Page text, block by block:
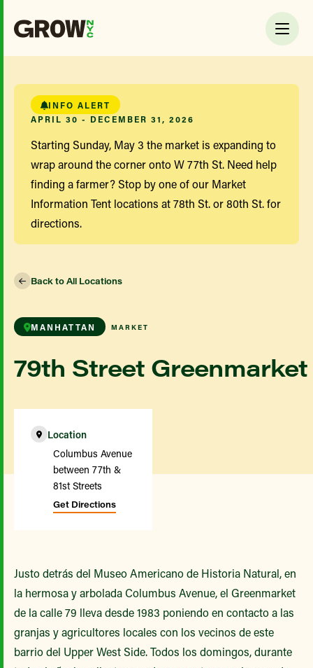
INFO ALERT
APRIL 30 - DECEMBER 31, 2026
Starting Sunday, May 3 the market is expanding to
wrap around the corner onto W 77th St. Need help
finding a farmer? Stop by one of our Market
Information Tent locations at 78th St. or 80th St. for
directions.
Back to All Locations
MANHATTAN MARKET
79th Street Greenmarket
Location
Columbus Avenue
between 77th &
81st Streets
Get Directions
Justo detrás del Museo Americano de Historia Natural, en
la hermosa y arbolada Columbus Avenue, el Greenmarket
de la calle 79 lleva desde 1983 poniendo en contacto a las
granjas y agricultores locales con los vecinos de este
barrio del Upper West Side. Todos los domingos, durante